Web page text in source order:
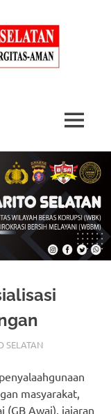
MENU
SELATAN
masyarakat,
(GB Awai), jajaran